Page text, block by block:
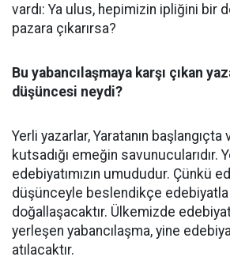
vardı: Ya ulus, hepimizin ipliğini bir
pazara çıkarırsa?
Bu yabancılaşmaya karşı çıkan
düşüncesi neydi?
Yerli yazarlar, Yaratanın
kutsadığı emeğin savunucularıdır.
edebiyatımızın umududur. Çünkü
düşünceyle beslendikçe edebiyatla
doğallaşacaktır. Ülkemizde
yerleşen yabancılaşma, yine
atılacaktır.